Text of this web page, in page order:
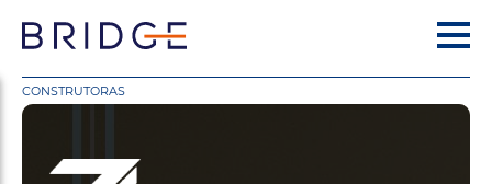
CONSTRUTORAS